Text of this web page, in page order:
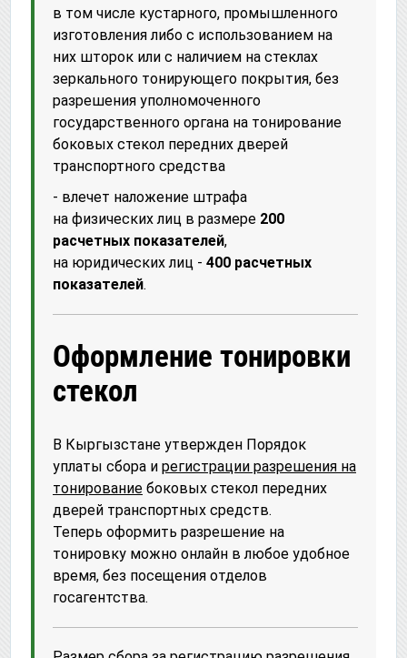
в том числе кустарного, промышленного
изготовления либо с использованием на
них шторок или с наличием на стеклах
зеркального тонирующего покрытия, без
разрешения уполномоченного
государственного органа на тонирование
боковых стекол передних дверей
транспортного средства
- влечет наложение штрафа
на физических лиц в размере 200
расчетных показателей,
на юридических лиц - 400 расчетных
показателей.
Оформление тонировки
стекол
В Кыргызстане утвержден Порядок
уплаты сбора и регистрации разрешения на
тонирование боковых стекол передних
дверей транспортных средств.
Теперь оформить разрешение на
тонировку можно онлайн в любое удобное
время, без посещения отделов
госагентства.